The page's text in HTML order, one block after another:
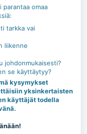
omaa
tarkka vai
liikenne
johdonmukaisesti?
se käyttäytyy?
kysymykset
yksinkertaisten
käyttäjät todella